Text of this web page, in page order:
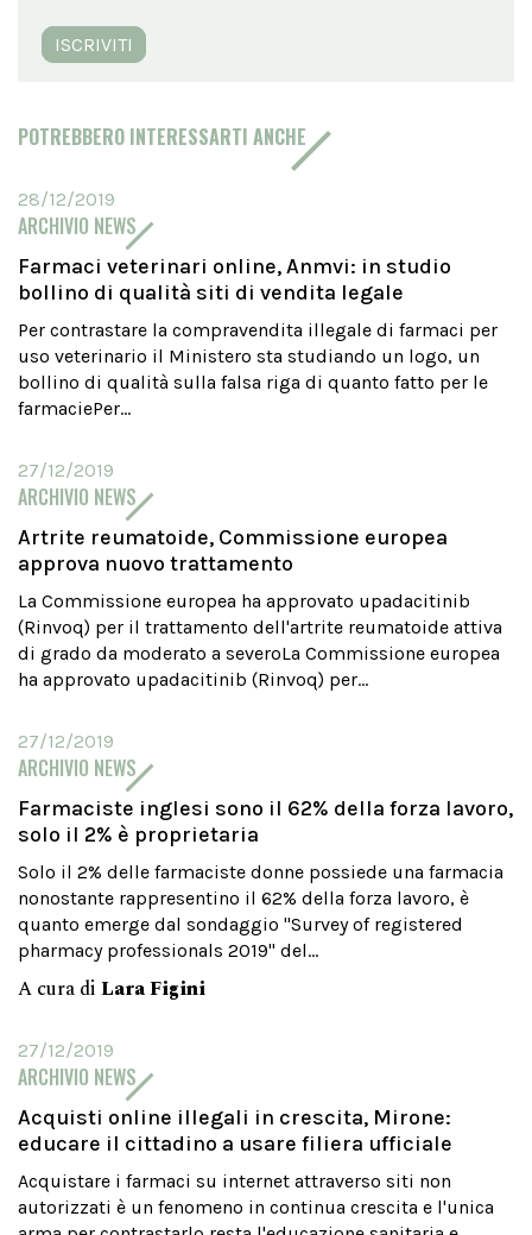
ISCRIVITI
POTREBBERO INTERESSARTI ANCHE
28/12/2019
ARCHIVIO NEWS
Farmaci veterinari online, Anmvi: in studio
bollino di qualità siti di vendita legale
Per contrastare la compravendita illegale di farmaci per
uso veterinario il Ministero sta studiando un logo, un
bollino di qualità sulla falsa riga di quanto fatto per le
farmaciePer...
27/12/2019
ARCHIVIO NEWS
Artrite reumatoide, Commissione europea
approva nuovo trattamento
La Commissione europea ha approvato upadacitinib
(Rinvoq) per il trattamento dell'artrite reumatoide attiva
di grado da moderato a severoLa Commissione europea
ha approvato upadacitinib (Rinvoq) per...
27/12/2019
ARCHIVIO NEWS
Farmaciste inglesi sono il 62% della forza lavoro,
solo il 2% è proprietaria
Solo il 2% delle farmaciste donne possiede una farmacia
nonostante rappresentino il 62% della forza lavoro, è
quanto emerge dal sondaggio "Survey of registered
pharmacy professionals 2019" del...
A cura di Lara Figini
27/12/2019
ARCHIVIO NEWS
Acquisti online illegali in crescita, Mirone:
educare il cittadino a usare filiera ufficiale
Acquistare i farmaci su internet attraverso siti non
autorizzati è un fenomeno in continua crescita e l'unica